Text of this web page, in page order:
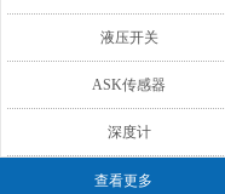
液压开关
ASK传感器
深度计
查看更多